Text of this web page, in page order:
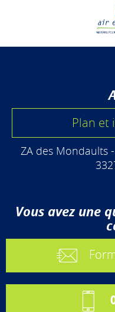
Plan et
ZA des Mondaults
Vous avez une